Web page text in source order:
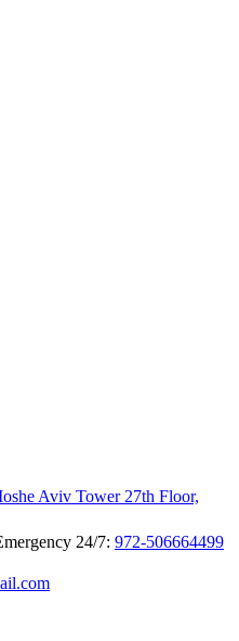
Aviv Tower 27th Floor,
24/7: 972-506664499